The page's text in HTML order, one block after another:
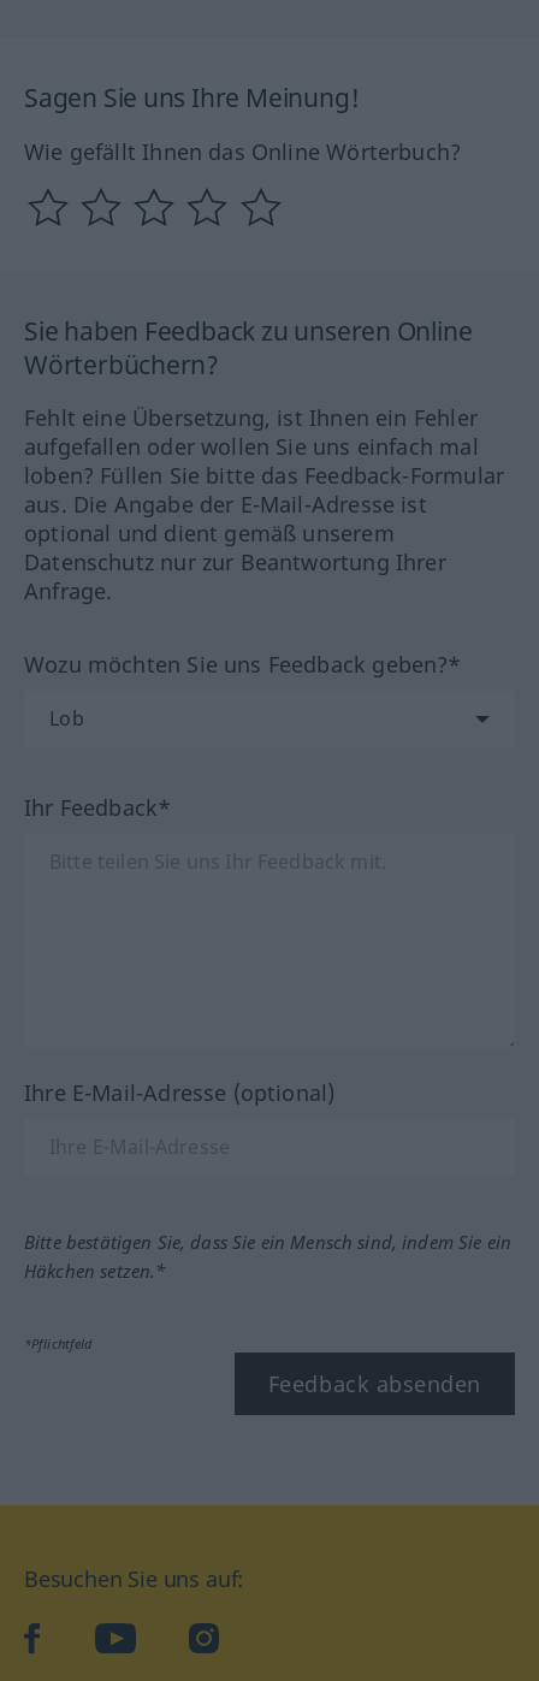
Sagen Sie uns Ihre Meinung!
Wie gefällt Ihnen das Online Wörterbuch?
Sie haben Feedback zu unseren Online
Wörterbüchern?
Fehlt eine Übersetzung, ist Ihnen ein Fehler
aufgefallen oder wollen Sie uns einfach mal
loben? Füllen Sie bitte das Feedback-Formular
aus. Die Angabe der E-Mail-Adresse ist
optional und dient gemäß unserem
Datenschutz nur zur Beantwortung Ihrer
Anfrage.
Wozu möchten Sie uns Feedback geben?*
Ihr Feedback*
Ihre E-Mail-Adresse (optional)
Bitte bestätigen Sie, dass Sie ein Mensch sind, indem Sie ein
Häkchen setzen.*
*Pflichtfeld
Feedback absenden
Besuchen Sie uns auf:
facebookYouTube Instagram